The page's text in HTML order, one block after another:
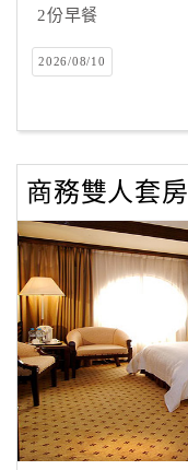
提
案
飯
店
作
廠
商
合
作
2份早餐
2026/08/10
商務雙人套房